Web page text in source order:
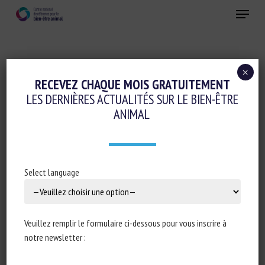
Menu
Réglementation
ASSEMBLÉE NATIONALE : RÉPONSE
DES ANIMAUX ERRANTS EN FRANCE
19 novembre 2024
RECEVEZ CHAQUE MOIS GRATUITEMENT
LES DERNIÈRES ACTUALITÉS SUR LE BIEN-ÊTRE
ANIMAL
Select language
Veuillez remplir le formulaire ci-dessous pour vous inscrire à
notre newsletter :
×